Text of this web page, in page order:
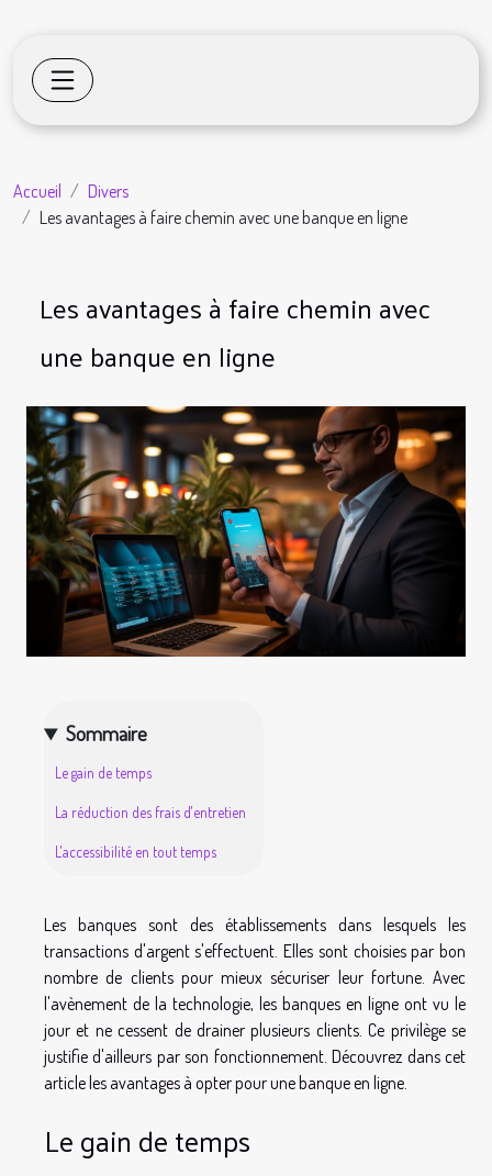
Accueil
Divers
Les avantages à faire chemin avec une banque en ligne
Les avantages à faire chemin avec
une banque en ligne
Sommaire
Le gain de temps
La réduction des frais d'entretien
L'accessibilité en tout temps
Les banques sont des établissements dans lesquels les
transactions d'argent s'effectuent. Elles sont choisies par bon
nombre de clients pour mieux sécuriser leur fortune. Avec
l'avènement de la technologie, les banques en ligne ont vu le
jour et ne cessent de drainer plusieurs clients. Ce privilège se
justifie d'ailleurs par son fonctionnement. Découvrez dans cet
article les avantages à opter pour une banque en ligne.
Le gain de temps